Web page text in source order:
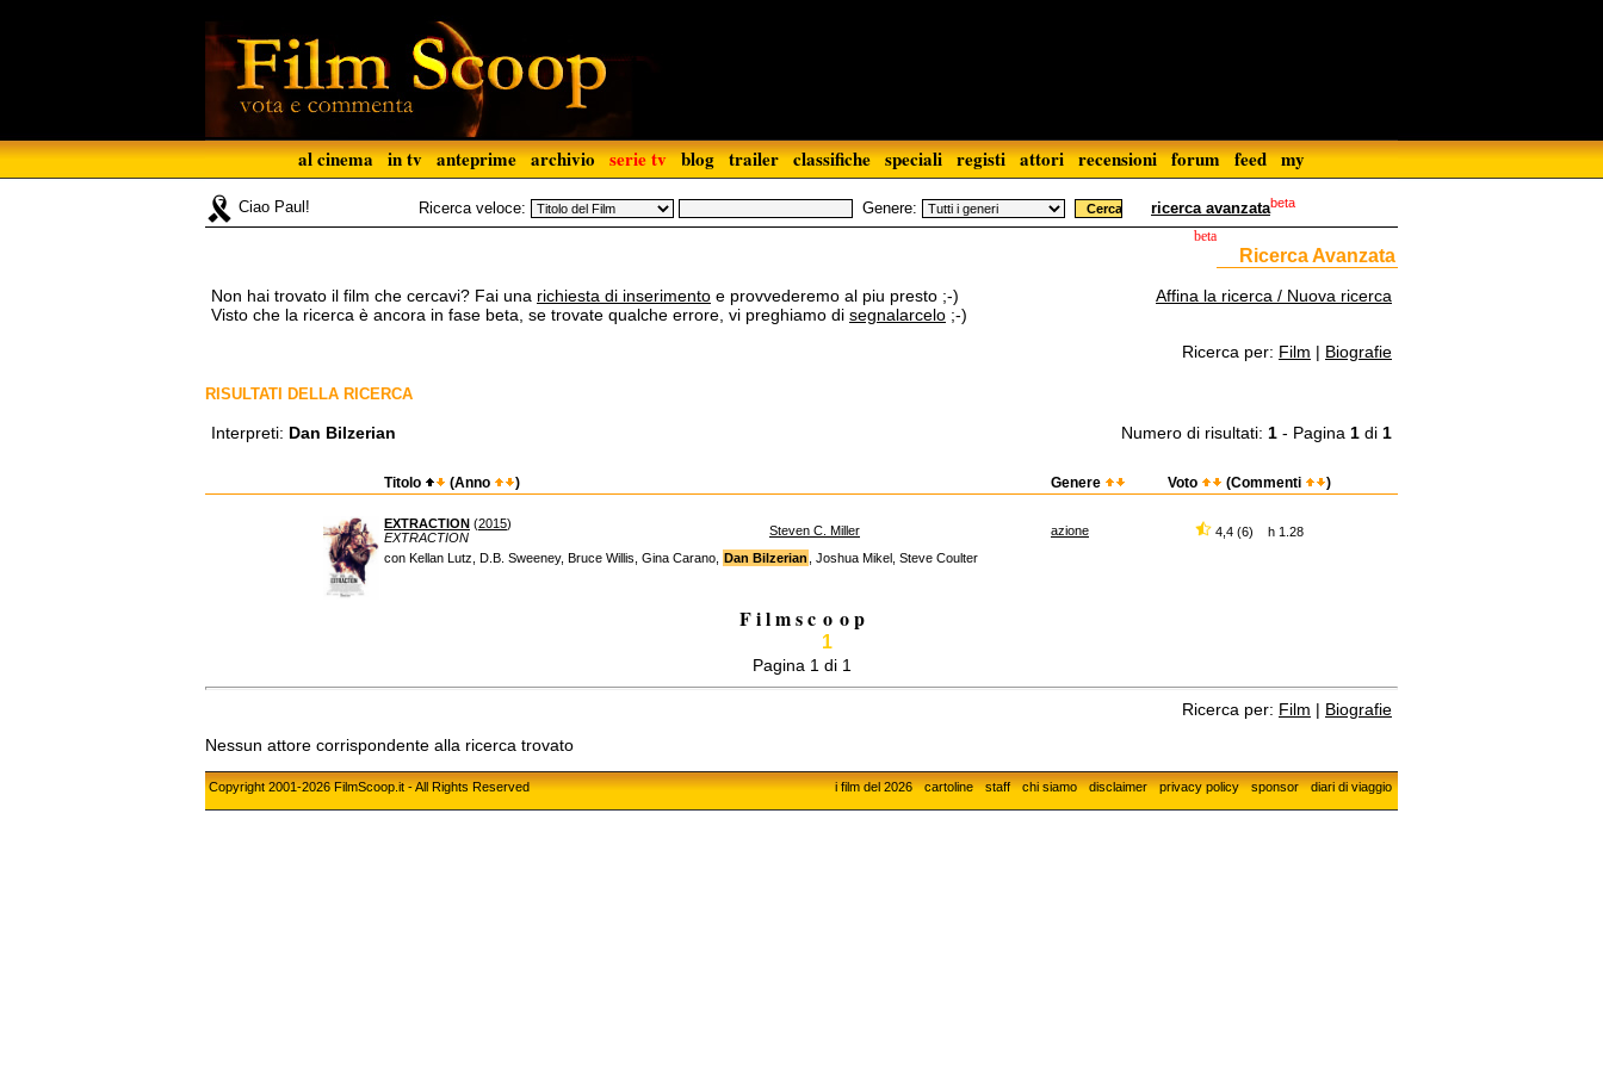
al cinema in tv anteprime archivio serie tv blog trailer classifiche speciali registi attori recensioni forum feed my
Ciao Paul! Ricerca veloce: Genere: ricerca avanzatabeta
Ricerca Avanzata
beta
Affina la ricerca / Nuova ricerca
Non hai trovato il film che cercavi? Fai una richiesta di inserimento e provvederemo al piu presto ;-)
Visto che la ricerca è ancora in fase beta, se trovate qualche errore, vi preghiamo di segnalarcelo ;-)
Ricerca per: Film | Biografie
RISULTATI DELLA RICERCA
Numero di risultati: 1 - Pagina 1 di 1
Interpreti: Dan Bilzerian
Titolo (Anno ) Genere Voto (Commenti )
EXTRACTION (2015)
EXTRACTION
Steven C. Miller azione
4,4 (6) h 1.28
con Kellan Lutz, D.B. Sweeney, Bruce Willis, Gina Carano, Dan Bilzerian , Joshua Mikel, Steve Coulter
F i l m s c o
1
o p
Pagina 1 di 1
Ricerca per: Film | Biografie
Nessun attore corrispondente alla ricerca trovato
diari di viaggio
sponsor
privacy policy
disclaimer
chi siamo
staff
cartoline
i film del 2026
Copyright 2001-2026 FilmScoop.it - All Rights Reserved